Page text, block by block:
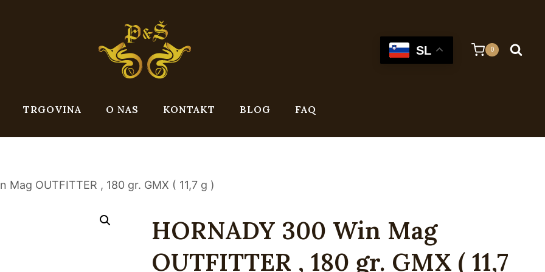
SL 0
TRGOVINA O NAS KONTAKT BLOG FAQ
Mag OUTFITTER , 180 gr. GMX ( 11,7 g )
HORNADY 300 Win Mag
OUTFITTER , 180 gr. GMX ( 11,7